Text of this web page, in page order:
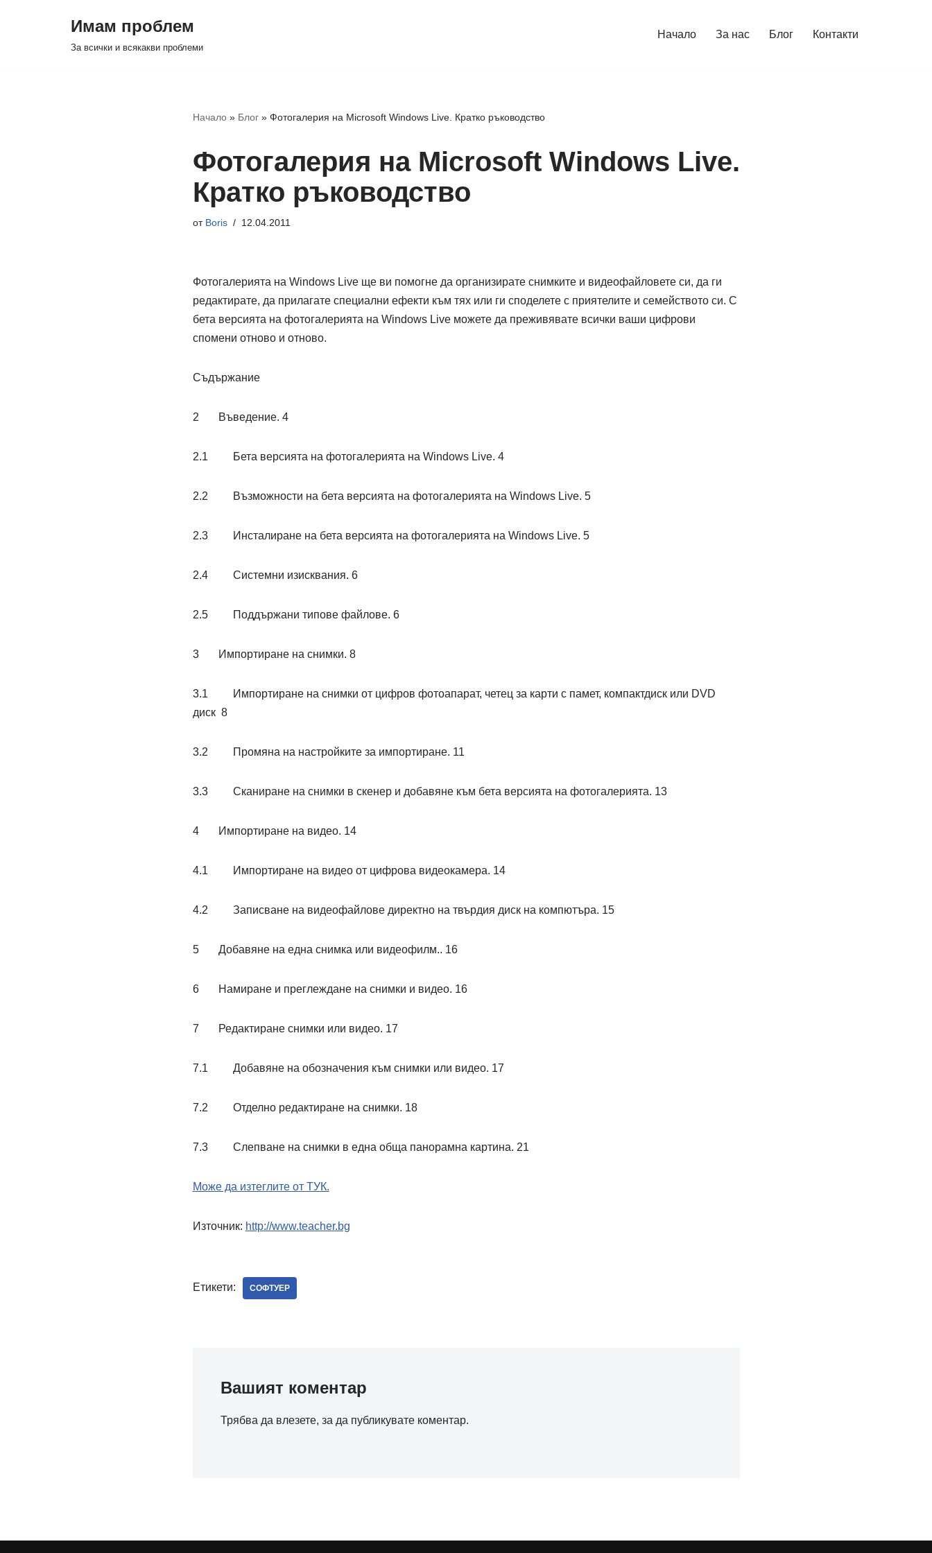
Имам проблем
За всички и всякакви проблеми
Начало За нас Блог Контакти
Начало» Блог» Фотогалерия на Microsoft Windows Live. Кратко ръководство
Фотогалерия на Microsoft Windows Live.
Кратко ръководство
от Boris 12.04.2011
Фотогалерията на Windows Live ще ви помогне да организирате снимките и видеофайловете си, да ги
редактирате, да прилагате специални ефекти към тях или ги споделете с приятелите и семейството си. С
бета версията на фотогалерията на Windows Live можете да преживявате всички ваши цифрови
спомени отново и отново.
Съдържание
2 Въведение. 4
2.1 Бета версията на фотогалерията на Windows Live. 4
2.2 Възможности на бета версията на фотогалерията на Windows Live. 5
2.3 Инсталиране на бета версията на фотогалерията на Windows Live. 5
2.4 Системни изисквания. 6
2.5 Поддържани типове файлове. 6
3 Импортиране на снимки. 8
3.1 Импортиране на снимки от цифров фотоапарат, четец за карти с памет, компактдиск или DVD
диск 8
3.2 Промяна на настройките за импортиране. 11
3.3 Сканиране на снимки в скенер и добавяне към бета версията на фотогалерията. 13
4 Импортиране на видео. 14
4.1 Импортиране на видео от цифрова видеокамера. 14
4.2 Записване на видеофайлове директно на твърдия диск на компютъра. 15
5 Добавяне на една снимка или видеофилм.. 16
6 Намиране и преглеждане на снимки и видео. 16
7 Редактиране снимки или видео. 17
7.1 Добавяне на обозначения към снимки или видео. 17
7.2 Отделно редактиране на снимки. 18
7.3 Слепване на снимки в една обща панорамна картина. 21
Може да изтеглите от ТУК.
Източник: http://www.teacher.bg
Етикети: СОФТУЕР
Вашият коментар
Трябва да влезете, за да публикувате коментар.